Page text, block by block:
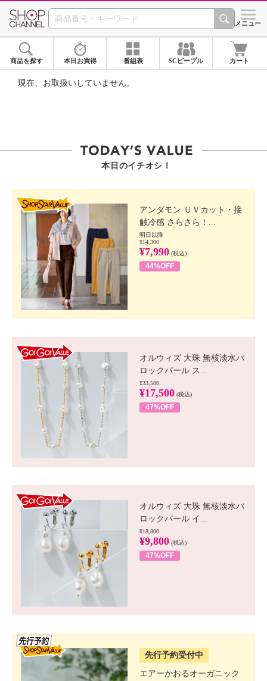
SHOP CHANNEL ショッ
メニュー
商品を探す 本日お買得 番組表 SCピープル カート
現在、お取扱いしていません。
本日のイチオシ！
アンダモン ＵＶカット・接
触冷感 さらさら！...
明日以降
¥14,300
¥7,990 (税込)
44%OFF
オルウィズ 大珠 無核淡水バ
ロックパール ス...
¥33,500
¥17,500 (税込)
47%OFF
オルウィズ 大珠 無核淡水バ
ロックパール イ...
¥18,800
¥9,800 (税込)
47%OFF
先行予約受付中
エアーかおるオーガニック